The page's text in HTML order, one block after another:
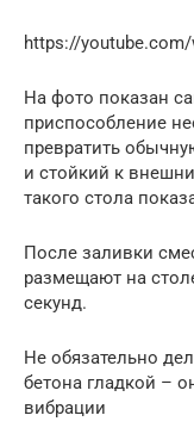
https://youtube.com/
На фото показан
приспособление
превратить
и стойкий к
такого стола
После заливки
размещают на
секунд.
Не обязательно
бетона гладкой –
вибрации